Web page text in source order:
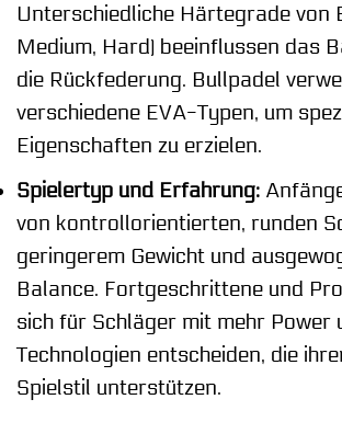
Unterschiedliche Härtegrade von
Medium, Hard) beeinflussen das
die Rückfederung. Bullpadel
verschiedene EVA-Typen, um
Eigenschaften zu erzielen.
Spielertyp und Erfahrung:
von kontrollorientierten, runden
geringerem Gewicht und
Balance. Fortgeschrittene und
sich für Schläger mit mehr Power
Technologien entscheiden, die
Spielstil unterstützen.